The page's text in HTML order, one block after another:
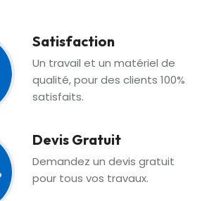
Satisfaction
Un travail et un matériel de
qualité, pour des clients 100%
satisfaits.
Devis Gratuit
Demandez un devis gratuit
pour tous vos travaux.